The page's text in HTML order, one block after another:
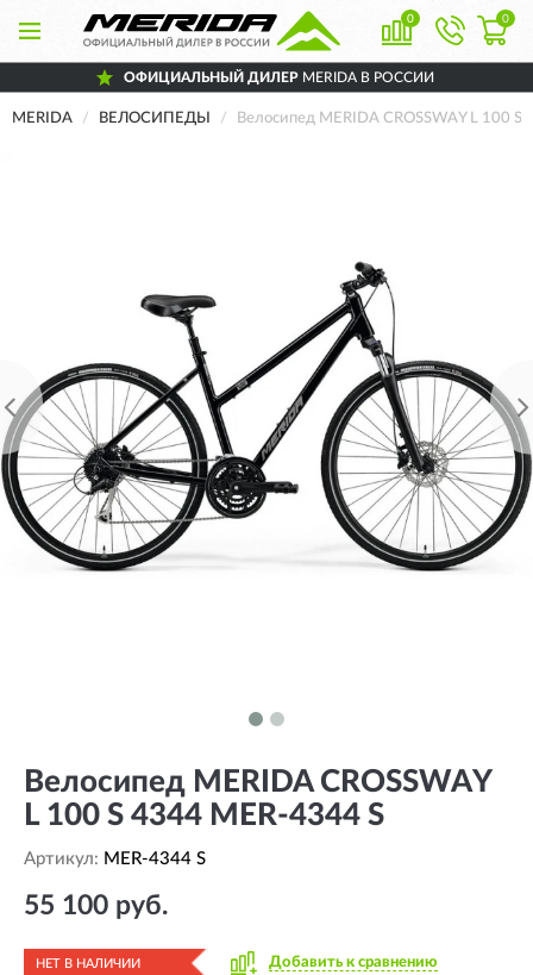
0 0
ОФИЦИАЛЬНЫЙ ДИЛЕР MERIDA В РОССИИ
MERIDA ВЕЛОСИПЕДЫ Велосипед MERIDA CROSSWAY L 100 S
Велосипед MERIDA CROSSWAY
L 100 S 4344 MER-4344 S
Артикул: MER-4344 S
55 100 руб.
НЕТ В НАЛИЧИИ Добавить к сравнению